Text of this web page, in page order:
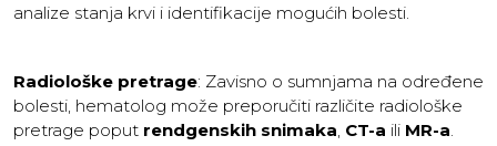
analize stanja krvi i identifikacije mogućih bolesti.
Radiološke pretrage: Zavisno o sumnjama na određene
bolesti, hematolog može preporučiti različite radiološke
pretrage poput rendgenskih snimaka, CT-a ili MR-a.